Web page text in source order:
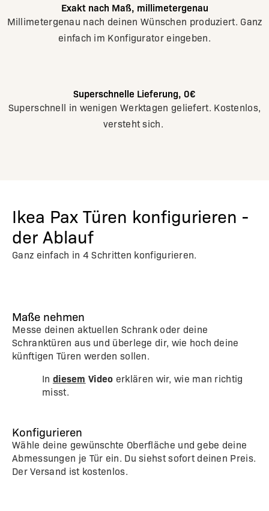
Exakt nach Maß, millimetergenau
Millimetergenau nach deinen Wünschen produziert. Ganz
einfach im Konfigurator eingeben.
Superschnelle Lieferung, 0€
Superschnell in wenigen Werktagen geliefert. Kostenlos,
versteht sich.
Ikea Pax Türen konfigurieren -
der Ablauf
Ganz einfach in 4 Schritten konfigurieren.
Maße nehmen
Messe deinen aktuellen Schrank oder deine
Schranktüren aus und überlege dir, wie hoch deine
künftigen Türen werden sollen.
In diesem Video erklären wir, wie man richtig
misst.
Konfigurieren
Wähle deine gewünschte Oberfläche und gebe deine
Abmessungen je Tür ein. Du siehst sofort deinen Preis.
Der Versand ist kostenlos.